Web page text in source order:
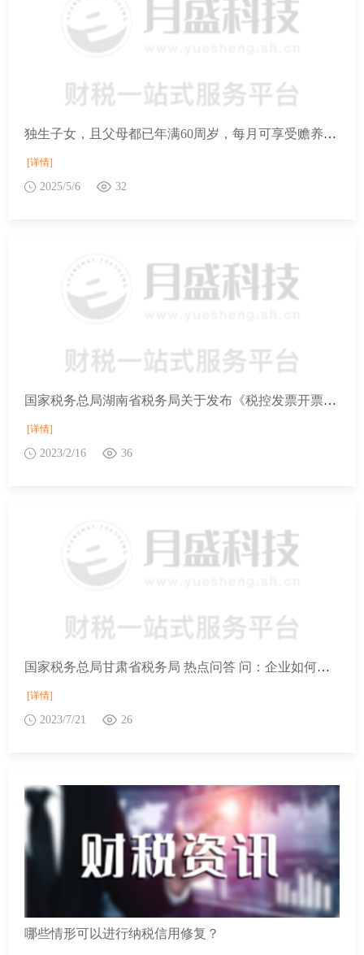
独生子女，且父母都已年满60周岁，每月可享受赡养老人专项附加扣除的标准是6000元吗？
[详情]
2025/5/6 32
国家税务总局湖南省税务局关于发布《税控发票开票软件发票信息数据接口规范V5.0》的通知
[详情]
2023/2/16 36
国家税务总局甘肃省税务局 热点问答 问：企业如何享受小型微利企业所得税优惠政策？
[详情]
2023/7/21 26
哪些情形可以进行纳税信用修复？